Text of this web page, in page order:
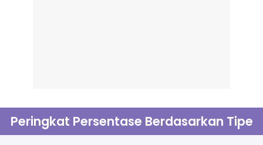
Peringkat Persentase Berdasarkan Tipe